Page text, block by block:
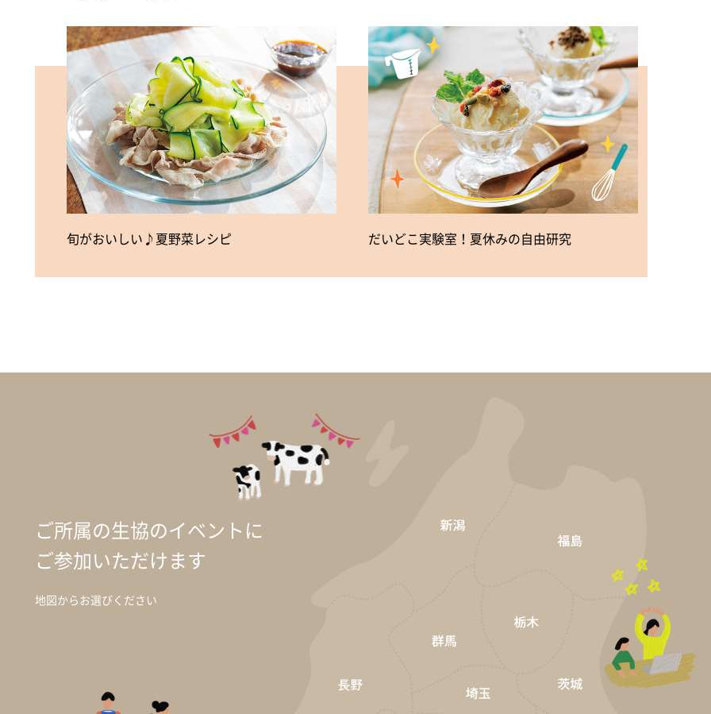
旬がおいしい♪夏野菜レシピ だいどこ実験室！夏休みの自由研究
ご所属の生協のイベントに
ご参加いただけます
地図からお選びください